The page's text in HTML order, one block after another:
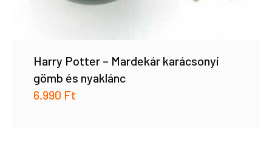
Harry Potter – Mardekár karácsonyi
gömb és nyaklánc
6.990 Ft